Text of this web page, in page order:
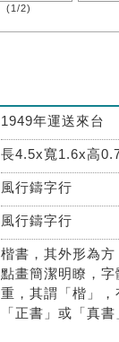
(1/2)
1949年運送來台
長4.5x寬1.6x高
風行鑄字行
風行鑄字行
楷書，其外形為方
點畫簡潔明瞭，
重，其謂「楷」
「正書」或「真書